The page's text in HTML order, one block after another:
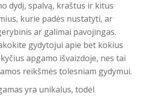
dydį, spalvą, kraštus ir kitus
kurie padės nustatyti, ar
ar galimai pavojingas.
gydytojui apie bet kokius
apgamo išvaizdoje, nes tai
reikšmės tolesniam gydymui.
yra unikalus, todėl